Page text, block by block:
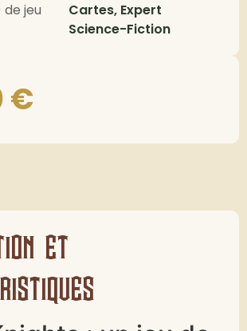
jeu
Cartes, Expert
Science-Fiction
€
et